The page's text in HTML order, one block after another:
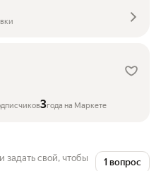
3года на Маркете
задать свой, чтобы
1 вопрос